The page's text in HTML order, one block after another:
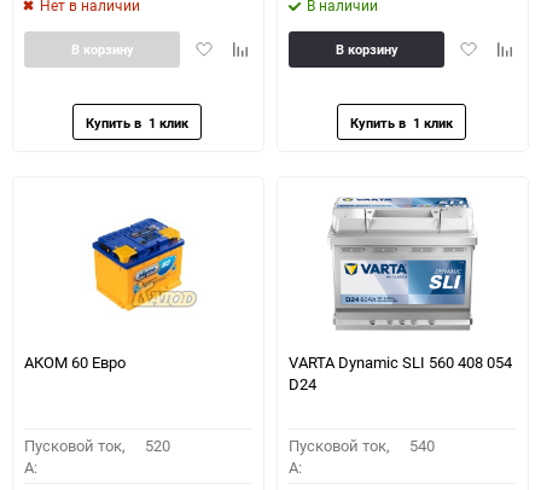
Нет в наличии
ДобавитьДобавить
В корзину
В наличии
Добавить
В корзину
АКОМ 60 Евро
Пусковой ток,
A:
520
VARTA Dynamic SLI 560 408 054
D24
Пусковой ток,
A:
540